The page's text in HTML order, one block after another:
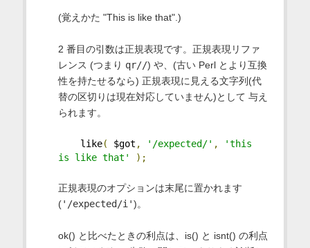
(覚えかた "This is like that".)
2 番目の引数は正規表現です。正規表現リファ
レンス (つまり qr//) や、(古い Perl とより互換
性を持たせるなら) 正規表現に見える文字列(代
替の区切りは現在対応していません)として 与え
られます。
like( $got , '/expected/' ,
'this
is like that'
);
正規表現のオプションは末尾に置かれます
('/expected/i')。
ok() と比べたときの利点は、is() と isnt() の利点